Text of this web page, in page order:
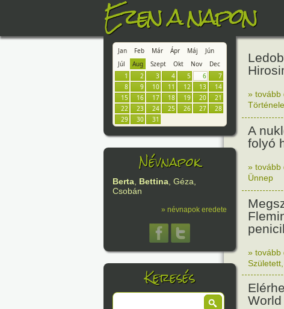
Ezen a napon
Jan Feb Már Ápr Máj
Jún
Júl
Aug Szept Okt Nov
Dec
1
2 3 4 5 6
7
8
9 10 11 12 13
14
15
16 17 18 19 20
21
22
23 24 25 26 27
28
29
30 31
Névnapok
Berta, Bettina, Géza,
Csobán
» névnapok eredete
Keresés
» tovább
A
folyó
» tovább
Ünnep
» tovább
Született